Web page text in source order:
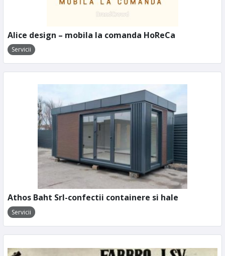
Alice design – mobila la comanda HoReCa
Servicii
Athos Baht Srl-confectii containere si hale
Servicii